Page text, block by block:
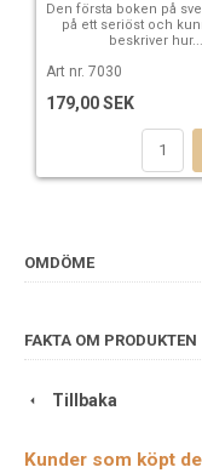
Den första boken på
på ett seriöst och
beskriver hur...
Art nr. 7030
179,00 SEK
OMDÖME
FAKTA OM PRODUKTEN
Tillbaka
Kunder som köpt